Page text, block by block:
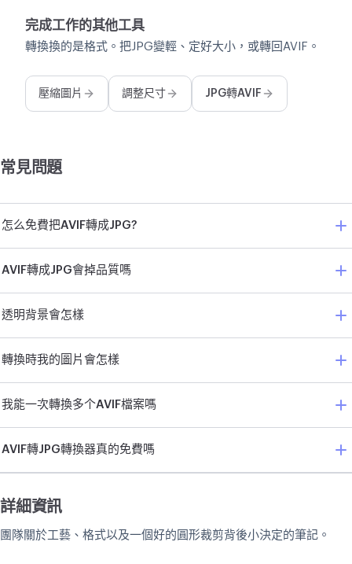
完成工作的其他工具
轉換換的是格式。把JPG變輕、定好大小，或轉回AVIF。
壓縮圖片 調整尺寸 JPG轉AVIF
常見問題
怎么免費把AVIF轉成JPG?
AVIF轉成JPG會掉品質嗎
透明背景會怎樣
轉換時我的圖片會怎樣
我能一次轉換多个AVIF檔案嗎
AVIF轉JPG轉換器真的免費嗎
詳細資訊
團隊關於工藝、格式以及一個好的圓形裁剪背後小決定的筆記。